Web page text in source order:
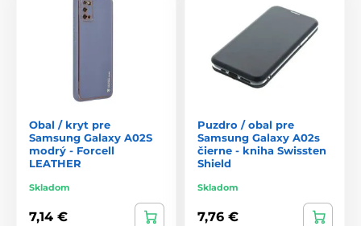
Obal / kryt pre
Samsung Galaxy A02S
modrý - Forcell
LEATHER
Skladom
7,14 €
Puzdro / obal pre
Samsung Galaxy A02s
čierne - kniha Swissten
Shield
Skladom
7,76 €